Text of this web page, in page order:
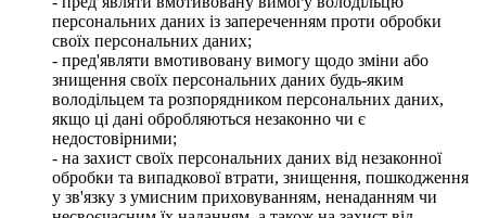
персональних даних із запереченням проти обробки
своїх персональних даних;
- пред'являти вмотивовану вимогу щодо зміни або
знищення своїх персональних даних будь-яким
володільцем та розпорядником персональних даних,
якщо ці дані обробляються незаконно чи є
недостовірними;
- на захист своїх персональних даних від незаконної
обробки та випадкової втрати, знищення, пошкодження
у зв'язку з умисним приховуванням, ненаданням чи